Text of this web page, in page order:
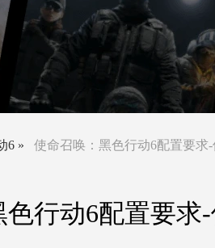
6 » 使命召唤：黑色行动6配置要求
行动6配置要